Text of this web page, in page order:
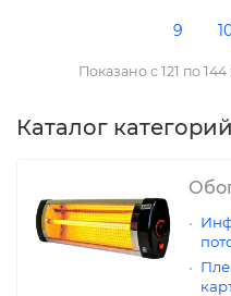
9
Показано с 121 по
Каталог категорий